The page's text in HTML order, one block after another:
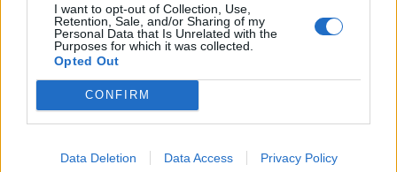
I want to opt-out of Collection, Use,
Retention, Sale, and/or Sharing of my
Personal Data that Is Unrelated with the
Purposes for which it was collected.
Opted Out
CONFIRM
Data Deletion Data Access Privacy Policy
Συμβουλές Καριέρας
HR corner
Περιγραφές Θέσεων Εργασίας
Ερωτήσεις συνεντεύξεων